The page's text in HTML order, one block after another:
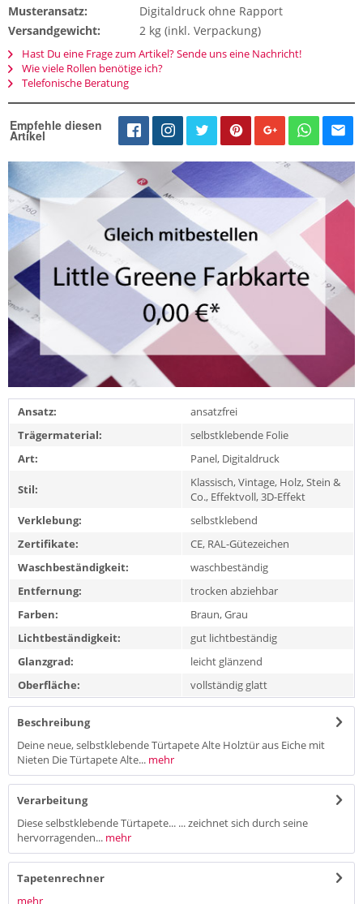
Musteransatz:
Digitaldruck ohne Rapport
Versandgewicht:
2 kg (inkl. Verpackung)
Hast Du eine Frage zum Artikel? Sende uns eine Nachricht!
Wie viele Rollen benötige ich?
Telefonische Beratung
Empfehle diesen
Artikel
Ansatz:
ansatzfrei
Trägermaterial:
selbstklebende Folie
Art:
Panel, Digitaldruck
Stil:
Klassisch, Vintage, Holz, Stein &
Co., Effektvoll, 3D-Effekt
Verklebung:
selbstklebend
Zertifikate:
CE, RAL-Gütezeichen
Waschbeständigkeit:
waschbeständig
Entfernung:
trocken abziehbar
Farben:
Braun, Grau
Lichtbeständigkeit:
gut lichtbeständig
Glanzgrad:
leicht glänzend
Oberfläche:
vollständig glatt
Beschreibung
Deine neue, selbstklebende Türtapete Alte Holztür aus Eiche mit
Nieten Die Türtapete Alte... mehr
Verarbeitung
Diese selbstklebende Türtapete... ... zeichnet sich durch seine
hervorragenden... mehr
Tapetenrechner
mehr